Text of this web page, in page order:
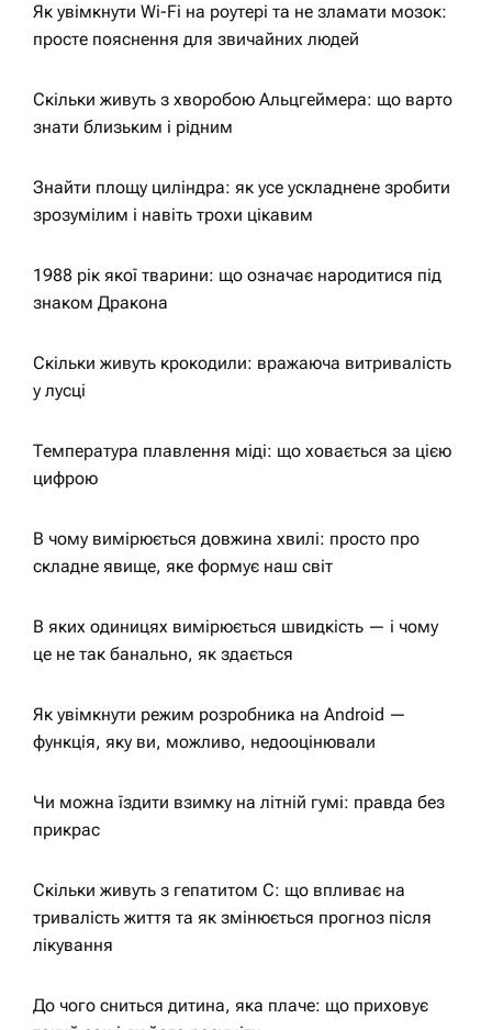
Як увімкнути Wi-Fi на роутері та не зламати мозок:
просте пояснення для звичайних людей
Скільки живуть з хворобою Альцгеймера: що варто
знати близьким і рідним
Знайти площу циліндра: як усе ускладнене зробити
зрозумілим і навіть трохи цікавим
1988 рік якої тварини: що означає народитися під
знаком Дракона
Скільки живуть крокодили: вражаюча витривалість
у лусці
Температура плавлення міді: що ховається за цією
цифрою
В чому вимірюється довжина хвилі: просто про
складне явище, яке формує наш світ
В яких одиницях вимірюється швидкість — і чому
це не так банально, як здається
Як увімкнути режим розробника на Android —
функція, яку ви, можливо, недооцінювали
Чи можна їздити взимку на літній гумі: правда без
прикрас
Скільки живуть з гепатитом С: що впливає на
тривалість життя та як змінюється прогноз після
лікування
До чого сниться дитина, яка плаче: що приховує